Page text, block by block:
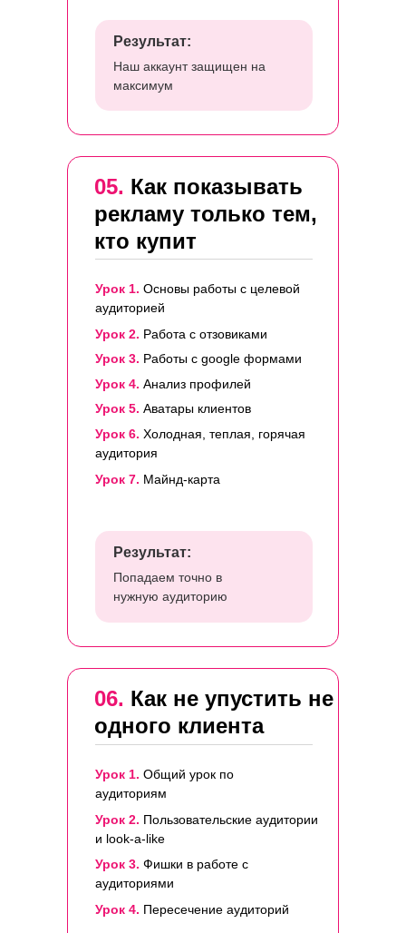
Результат:
Наш аккаунт защищен на
максимум
05. Как показывать
рекламу только тем,
кто купит
Урок 1. Основы работы с целевой
аудиторией
Урок 2. Работа с отзовиками
Урок 3. Работы с google формами
Результат:
Попадаем точно в
нужную аудиторию
Урок 4. Анализ профилей
Урок 5. Аватары клиентов
Урок 6. Холодная, теплая, горячая
аудитория
Урок 7. Майнд-карта
06. Как не упустить не
одного клиента
Урок 1. Общий урок по
аудиториям
Урок 2. Пользовательские аудитории
и look-a-like
Урок 3. Фишки в работе с
аудиториями
Урок 4. Пересечение аудиторий